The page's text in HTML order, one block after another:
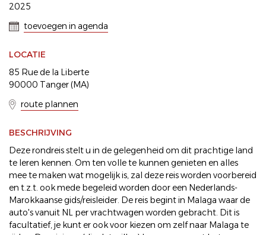
2025
toevoegen in agenda
LOCATIE
85 Rue de la Liberte
90000 Tanger (MA)
route plannen
BESCHRIJVING
Deze rondreis stelt u in de gelegenheid om dit prachtige land
te leren kennen. Om ten volle te kunnen genieten en alles
mee te maken wat mogelijk is, zal deze reis worden voorbereid
en t.z.t. ook mede begeleid worden door een Nederlands-
Marokkaanse gids/reisleider. De reis begint in Malaga waar de
auto's vanuit NL per vrachtwagen worden gebracht. Dit is
facultatief, je kunt er ook voor kiezen om zelf naar Malaga te